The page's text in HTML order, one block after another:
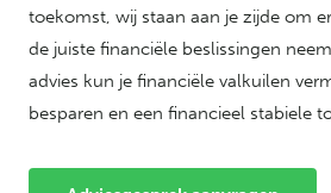
toekomst, wij staan aan je zijde om
de juiste financiële beslissingen
advies kun je financiële valkuilen
besparen en een financieel stabiele